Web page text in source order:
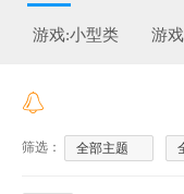
游戏:小型类 游
筛选： 全部主题